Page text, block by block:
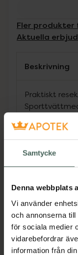
Samtycke
Denna webbplats
Vi använder
och annonserna
för sociala medier
vidarebefordrar
information från
Fler produkter
Aktuella
Beskrivning
Praktiskt
känsligare
Presentaskar
Städartiklar